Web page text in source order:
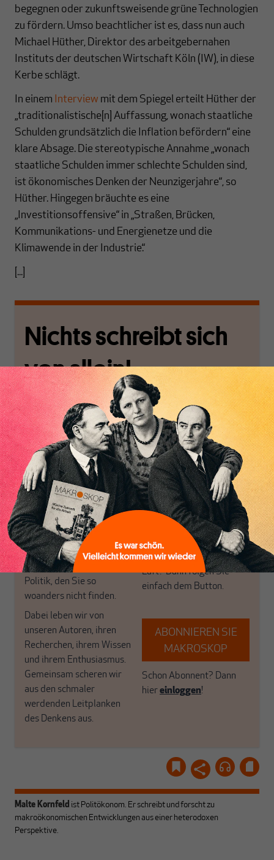
Inhaltsverzeichnis
begegnen oder zukunftsweisende grüne Technologien
zu fördern. Umso beachtlicher ist es, dass nun auch
Michael Hüther, Direktor des arbeitgebernahen
Instituts der deutschen Wirtschaft Köln (IW), in diese
Kerbe schlägt.
In einem Interview mit dem Spiegel erteilt Hüther der
„traditionalistische[n] Auffassung, wonach staatliche
Schulden grundsätzlich die Inflation befördern“ eine
klare Absage. Die stereotypische Annahme „wonach
staatliche Schulden immer schlechte Schulden sind,
ist ökonomisches Denken der Neunzigerjahre“, so
Hüther. Hingegen bräuchte es eine
„Investitionsoffensive“ in „Straßen, Brücken,
Kommunikations- und Energienetze und die
Klimawende in der Industrie.“
[...]
Nichts schreibt sich
von allein!
Nur für Abonnenten
MAKROSKOP analysiert
wirtschaftspolitische
Themen aus einer
postkeynesianischen
Perspektive und ist damit
in Deutschland einzigartig.
MAKROSKOP steht für
das große Ganze. Wir
haben einen Blick auf
Geld, Wirtschaft und
Politik, den Sie so
woanders nicht finden.
Dabei leben wir von
unseren Autoren, ihren
Recherchen, ihrem Wissen
und ihrem Enthusiasmus.
Gemeinsam scheren wir
aus den schmaler
werdenden Leitplanken
des Denkens aus.
Wir verlassen die
journalistische Filterblase,
in der sich viele
eingerichtet haben. Wir
öffnen Fenster und
bringen frische Luft in die
engen und verstaubten
Debattenräume.
Brauchen Sie auch frische
Luft? Dann folgen Sie
einfach dem Button.
ABONNIEREN SIE
MAKROSKOP
Schon Abonnent? Dann
hiereinloggen!
Malte Kornfeld ist Politökonom. Er schreibt und forscht zu
makroökonomischen Entwicklungen aus einer heterodoxen
Perspektive.